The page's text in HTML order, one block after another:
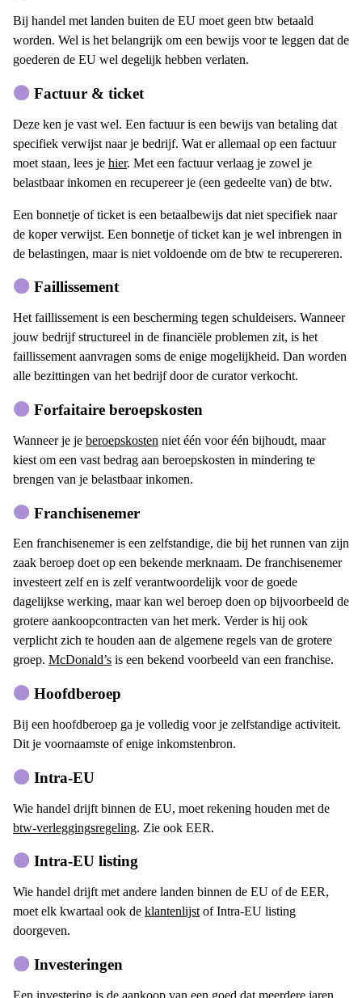
Bij handel met landen buiten de EU moet geen btw betaald
worden. Wel is het belangrijk om een bewijs voor te leggen dat de
goederen de EU wel degelijk hebben verlaten.
Factuur & ticket
Deze ken je vast wel. Een factuur is een bewijs van betaling dat
specifiek verwijst naar je bedrijf. Wat er allemaal op een factuur
moet staan, lees je hier. Met een factuur verlaag je zowel je
belastbaar inkomen en recupereer je (een gedeelte van) de btw.
Een bonnetje of ticket is een betaalbewijs dat niet specifiek naar
de koper verwijst. Een bonnetje of ticket kan je wel inbrengen in
de belastingen, maar is niet voldoende om de btw te recupereren.
Faillissement
Het faillissement is een bescherming tegen schuldeisers. Wanneer
jouw bedrijf structureel in de financiële problemen zit, is het
faillissement aanvragen soms de enige mogelijkheid. Dan worden
alle bezittingen van het bedrijf door de curator verkocht.
Forfaitaire beroepskosten
Wanneer je je beroepskosten niet één voor één bijhoudt, maar
kiest om een vast bedrag aan beroepskosten in mindering te
brengen van je belastbaar inkomen.
Franchisenemer
Een franchisenemer is een zelfstandige, die bij het runnen van zijn
zaak beroep doet op een bekende merknaam. De franchisenemer
investeert zelf en is zelf verantwoordelijk voor de goede
dagelijkse werking, maar kan wel beroep doen op bijvoorbeeld de
grotere aankoopcontracten van het merk. Verder is hij ook
verplicht zich te houden aan de algemene regels van de grotere
groep. McDonald’s is een bekend voorbeeld van een franchise.
Hoofdberoep
Bij een hoofdberoep ga je volledig voor je zelfstandige activiteit.
Dit je voornaamste of enige inkomstenbron.
Intra-EU
Wie handel drijft binnen de EU, moet rekening houden met de
btw-verleggingsregeling. Zie ook EER.
Intra-EU listing
Wie handel drijft met andere landen binnen de EU of de EER,
moet elk kwartaal ook de klantenlijst of Intra-EU listing
doorgeven.
Investeringen
Een investering is de aankoop van een goed dat meerdere jaren